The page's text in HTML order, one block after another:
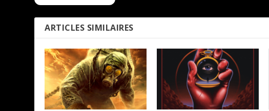
ARTICLES SIMILAIRES